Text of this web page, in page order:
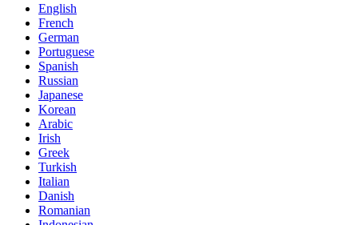
English
French
German
Portuguese
Spanish
Russian
Japanese
Korean
Arabic
Irish
Greek
Turkish
Italian
Danish
Romanian